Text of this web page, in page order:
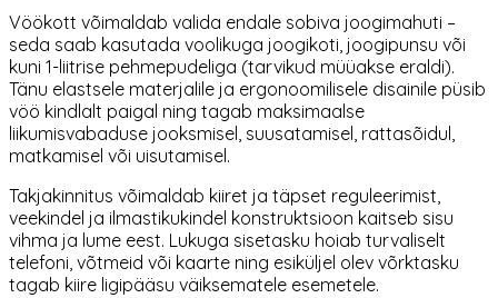
Vöökott võimaldab valida endale sobiva joogimahuti –
seda saab kasutada voolikuga joogikoti, joogipunsu või
kuni 1-liitrise pehmepudeliga (tarvikud müüakse eraldi).
Tänu elastsele materjalile ja ergonoomilisele disainile püsib
vöö kindlalt paigal ning tagab maksimaalse
liikumisvabaduse jooksmisel, suusatamisel, rattasõidul,
matkamisel või uisutamisel.
Takjakinnitus võimaldab kiiret ja täpset reguleerimist,
veekindel ja ilmastikukindel konstruktsioon kaitseb sisu
vihma ja lume eest. Lukuga sisetasku hoiab turvaliselt
telefoni, võtmeid või kaarte ning esiküljel olev võrktasku
tagab kiire ligipääsu väiksematele esemetele.